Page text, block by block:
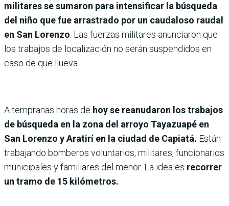
militares se sumaron para intensificar la búsqueda
del niño que fue arrastrado por un caudaloso raudal
en San Lorenzo . Las fuerzas militares anunciaron que
los trabajos de localización no serán suspendidos en
caso de que llueva.
A tempranas horas de hoy se reanudaron los trabajos
de búsqueda en la zona del arroyo Tayazuapé en
San Lorenzo y Aratirí en la ciudad de Capiatá. Están
trabajando bomberos voluntarios, militares, funcionarios
municipales y familiares del menor. La idea es recorrer
un tramo de 15 kilómetros.